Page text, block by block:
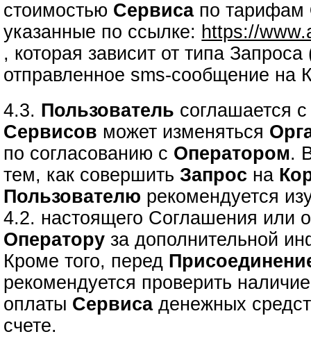
стоимостью Сервисапо тарифам
указанные по ссылке: https://
, которая зависит от типа
отправленное sms-сообщение на
4.3. Пользователь соглашается
Сервисов может изменяться
по согласованию с Оператором.
тем, как совершитьЗапрос на
Пользователю рекомендуется
4.2. настоящего Соглашения или
Оператору за дополнительной
Кроме того, перед
рекомендуется проверить
оплаты Сервисаденежных
счете.